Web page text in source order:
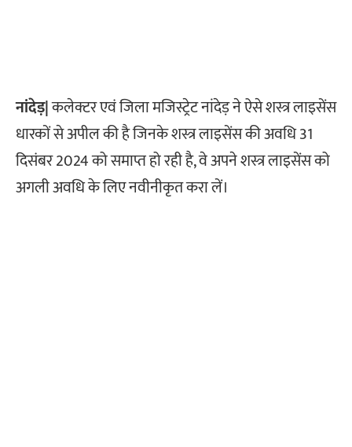
नांदेड़|कलेक्टर एवं जिला मजिस्ट्रेट नांदेड़ ने ऐसे शस्त्र लाइसेंस
धारकों से अपील की है जिनके शस्त्र लाइसेंस की अवधि 31
दिसंबर 2024 को समाप्त हो रही है, वे अपने शस्त्र लाइसेंस को
अगली अवधि के लिए नवीनीकृत करा लें।